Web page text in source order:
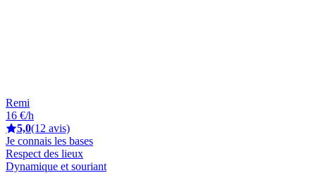
Remi
16 €/h
5,0(12 avis)
Je connais les bases
Respect des lieux
Dynamique et souriant